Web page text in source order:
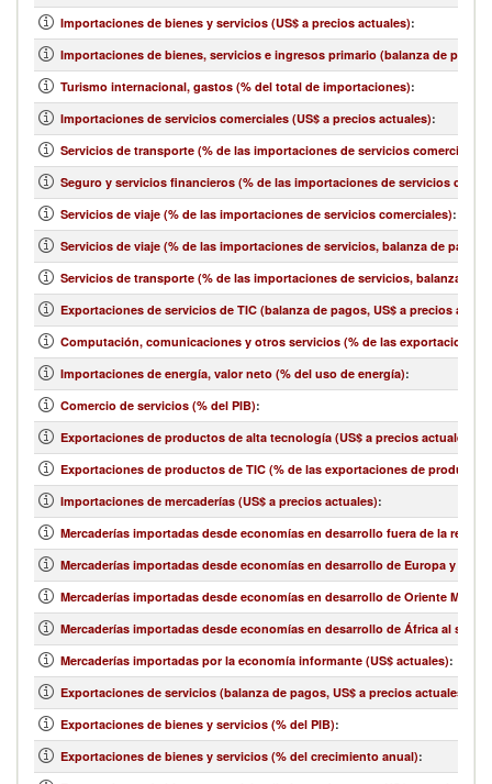
Importaciones de bienes y servicios (US$ a precios actuales):
Importaciones de bienes, servicios e ingresos primario (balanza de
Turismo internacional, gastos (% del total de importaciones):
Importaciones de servicios comerciales (US$ a precios actuales):
Servicios de transporte (% de las importaciones de servicios comerciales)
Seguro y servicios financieros (% de las importaciones de servicios
Servicios de viaje (% de las importaciones de servicios comerciales):
Servicios de viaje (% de las importaciones de servicios, balanza de pagos)
Servicios de transporte (% de las importaciones de servicios, balanza de
Exportaciones de servicios de TIC (balanza de pagos, US$ a precios
Computación, comunicaciones y otros servicios (% de las exportaciones
Importaciones de energía, valor neto (% del uso de energía):
Comercio de servicios (% del PIB):
Exportaciones de productos de alta tecnología (US$ a precios actuales)
Exportaciones de productos de TIC (% de las exportaciones de productos)
Importaciones de mercaderías (US$ a precios actuales):
Mercaderías importadas desde economías en desarrollo fuera de la
Mercaderías importadas desde economías en desarrollo de Europa y
Mercaderías importadas desde economías en desarrollo de Oriente
Mercaderías importadas desde economías en desarrollo de África al sur
Mercaderías importadas por la economía informante (US$ actuales):
Exportaciones de servicios (balanza de pagos, US$ a precios actuales)
Exportaciones de bienes y servicios (% del PIB):
Exportaciones de bienes y servicios (% del crecimiento anual):